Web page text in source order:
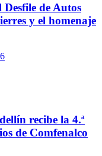
Desfile de Autos
y el homenaje
recibe la 4.ª
de Comfenalco